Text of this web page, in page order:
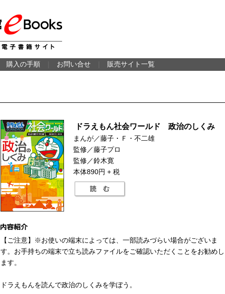
購入の手順 お問い合せ 販売サイト一覧
ドラえもん社会ワールド 政治のしくみ
まんが／藤子・Ｆ・不二雄
監修／藤子プロ
監修／鈴木寛
本体890円 + 税
【ご注意】※お使いの端末によっては、一部読みづらい場合がございま
す。お手持ちの端末で立ち読みファイルをご確認いただくことをお勧めし
ます。
ドラえもんを読んで政治のしくみを学ぼう。